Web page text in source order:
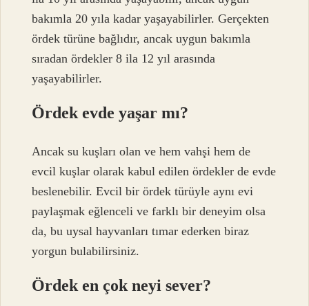
bakımla 20 yıla kadar yaşayabilirler. Gerçekten
ördek türüne bağlıdır, ancak uygun bakımla
sıradan ördekler 8 ila 12 yıl arasında
yaşayabilirler.
Ördek evde yaşar mı?
Ancak su kuşları olan ve hem vahşi hem de
evcil kuşlar olarak kabul edilen ördekler de evde
beslenebilir. Evcil bir ördek türüyle aynı evi
paylaşmak eğlenceli ve farklı bir deneyim olsa
da, bu uysal hayvanları tımar ederken biraz
yorgun bulabilirsiniz.
Ördek en çok neyi sever?